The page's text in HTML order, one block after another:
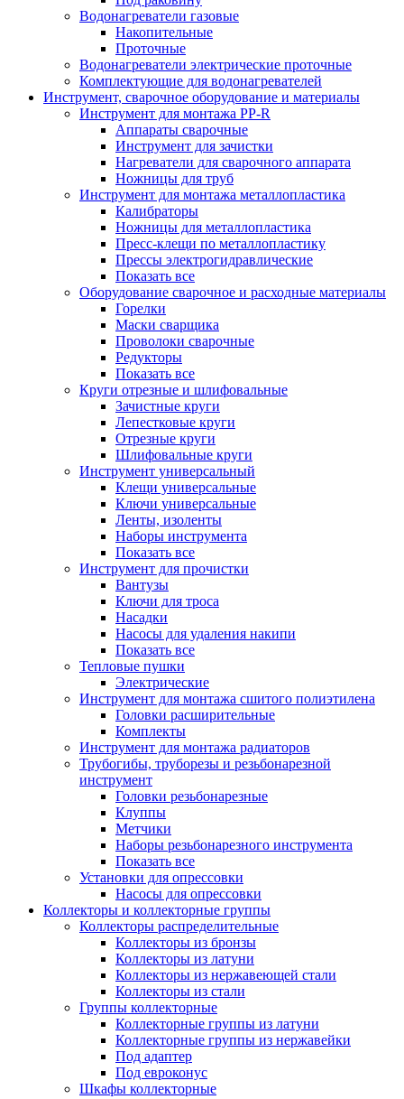
Водонагреватели газовые
Накопительные
Проточные
Водонагреватели электрические проточные
Комплектующие для водонагревателей
Инструмент, сварочное оборудование и материалы
Инструмент для монтажа PP-R
Аппараты сварочные
Инструмент для зачистки
Нагреватели для сварочного аппарата
Ножницы для труб
Инструмент для монтажа металлопластика
Калибраторы
Ножницы для металлопластика
Пресс-клещи по металлопластику
Прессы электрогидравлические
Показать все
Оборудование сварочное и расходные материалы
Горелки
Маски сварщика
Проволоки сварочные
Редукторы
Показать все
Круги отрезные и шлифовальные
Зачистные круги
Лепестковые круги
Отрезные круги
Шлифовальные круги
Инструмент универсальный
Клещи универсальные
Ключи универсальные
Ленты, изоленты
Наборы инструмента
Показать все
Инструмент для прочистки
Вантузы
Ключи для троса
Насадки
Насосы для удаления накипи
Показать все
Тепловые пушки
Электрические
Инструмент для монтажа сшитого полиэтилена
Головки расширительные
Комплекты
Инструмент для монтажа радиаторов
Трубогибы, труборезы и резьбонарезной
инструмент
Головки резьбонарезные
Клуппы
Метчики
Наборы резьбонарезного инструмента
Показать все
Установки для опрессовки
Насосы для опрессовки
Коллекторы и коллекторные группы
Коллекторы распределительные
Коллекторы из бронзы
Коллекторы из латуни
Коллекторы из нержавеющей стали
Коллекторы из стали
Группы коллекторные
Коллекторные группы из латуни
Коллекторные группы из нержавейки
Под адаптер
Под евроконус
Шкафы коллекторные